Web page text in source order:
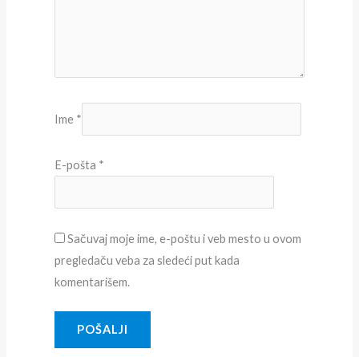
Ime *
E-pošta *
Sačuvaj moje ime, e-poštu i veb mesto u ovom
pregledaču veba za sledeći put kada
komentarišem.